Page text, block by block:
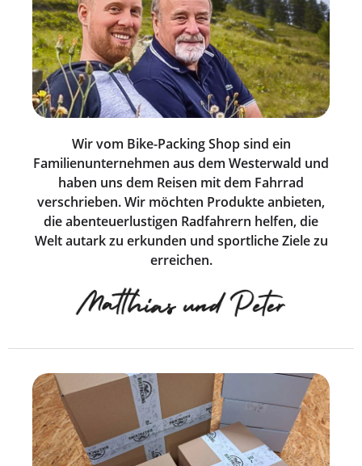
Wir vom Bike-Packing Shop sind ein
Familienunternehmen aus dem Westerwald und
haben uns dem Reisen mit dem Fahrrad
verschrieben. Wir möchten Produkte anbieten,
die abenteuerlustigen Radfahrern helfen, die
Welt autark zu erkunden und sportliche Ziele zu
erreichen.